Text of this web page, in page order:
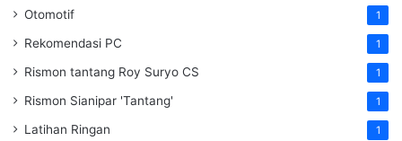
Otomotif 1
Rekomendasi PC 1
Rismon tantang Roy Suryo CS 1
Rismon Sianipar 'Tantang' 1
Latihan Ringan 1